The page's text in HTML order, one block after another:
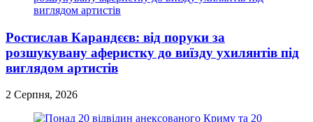
Ростислав Карандєєв: від поруки за
розшукувану аферистку до виїзду ухилянтів під
виглядом артистів
2 Серпня, 2026